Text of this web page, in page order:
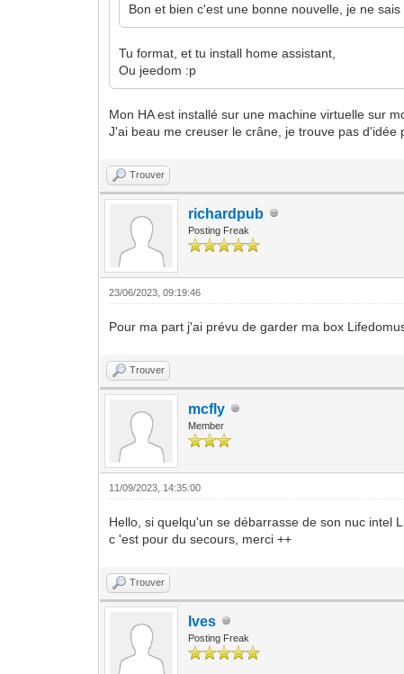
Bon et bien c'est une bonne nouvelle, je ne
Tu format, et tu install home assistant,
Ou jeedom :p
Mon HA est installé sur une machine virtuelle sur
J'ai beau me creuser le crâne, je trouve pas d'idée
Trouver
richardpub
Posting Freak
23/06/2023, 09:19:46
Pour ma part j'ai prévu de garder ma box
Trouver
mcfly
Member
11/09/2023, 14:35:00
Hello, si quelqu'un se débarrasse de son nuc intel
c 'est pour du secours, merci ++
Trouver
Ives
Posting Freak